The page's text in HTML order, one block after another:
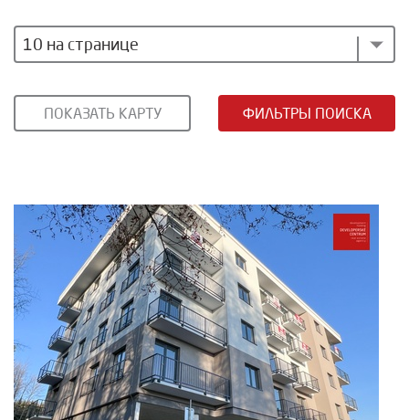
10 на странице
ПОКАЗАТЬ КАРТУ ФИЛЬТРЫ ПОИСКА